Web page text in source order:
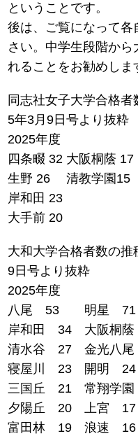
ということです。
後は、ご覧になって
さい。中学生段階か
れることをお勧めしま
同志社女子大学合格
5年3月9日号より抜粋
2025年度
四条畷 32 大阪桐蔭 17
生野 26 清教学園15
岸和田 23
大手前 20
大和大学合格者数の
9日号より抜粋
2025年度
八尾 53 明星 71
岸和田 34 大阪桐
清水谷 27 金光八
寝屋川 23 開明 24
三国丘 21 常翔学
夕陽丘 20 上宮 17
富田林 19 浪速 16